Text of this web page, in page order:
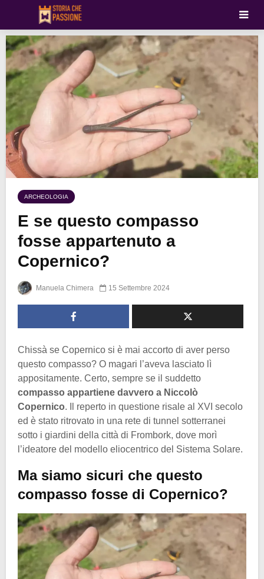
ARCHEOLOGIA
E se questo compasso
fosse appartenuto a
Copernico?
Manuela Chimera 15 Settembre 2024
Chissà se Copernico si è mai accorto di aver perso
questo compasso? O magari l’aveva lasciato lì
appositamente. Certo, sempre se il suddetto
compasso appartiene davvero a Niccolò
Copernico. Il reperto in questione risale al XVI secolo
ed è stato ritrovato in una rete di tunnel sotterranei
sotto i giardini della città di Frombork, dove morì
l’ideatore del modello eliocentrico del Sistema Solare.
Ma siamo sicuri che questo
compasso fosse di Copernico?